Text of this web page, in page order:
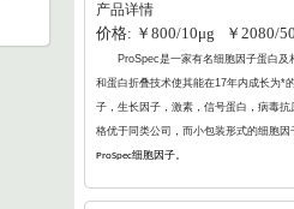
产品详情
价格: ￥800/10μg ￥2080/
ProSpec是一家有名细胞因子蛋白及
和蛋白折叠技术使其能在17年内成长为*
子，生长因子，激素，信号蛋白，病毒
格优于同类公司，而小包装形式的细胞
ProSpec细胞因子。